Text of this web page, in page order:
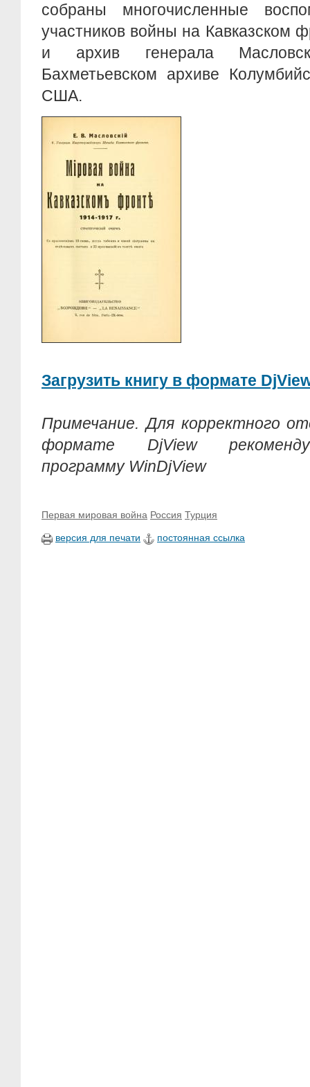
собраны многочисленные
участников войны на Кавказском
и архив генерала
Бахметьевском архиве
США.
Загрузить книгу в формате
Примечание. Для корректного
формате DjView
программу WinDjView
Первая мировая война Россия Турция
версия для печати постоянная ссылка